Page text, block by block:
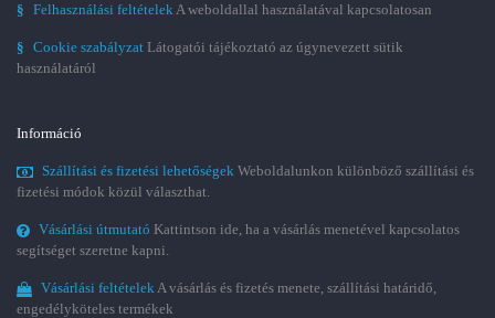
§ Felhasználási feltételekA weboldallal használatával kapcsolatosan
§ Cookie szabályzat Látogatói tájékoztató az úgynevezett sütik
használatáról
Információ
Szállítási és fizetési lehetőségek Weboldalunkon különböző szállítási és
fizetési módok közül választhat.
Vásárlási útmutató Kattintson ide, ha a vásárlás menetével kapcsolatos
segítséget szeretne kapni.
Vásárlási feltételekA vásárlás és fizetés menete, szállítási határidő,
engedélyköteles termékek